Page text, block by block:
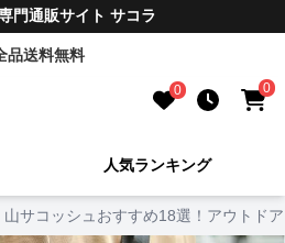
門通販サイト サコラ
品送料無料
0 0
人気ランキング
山サコッシュおすすめ18選！アウトド